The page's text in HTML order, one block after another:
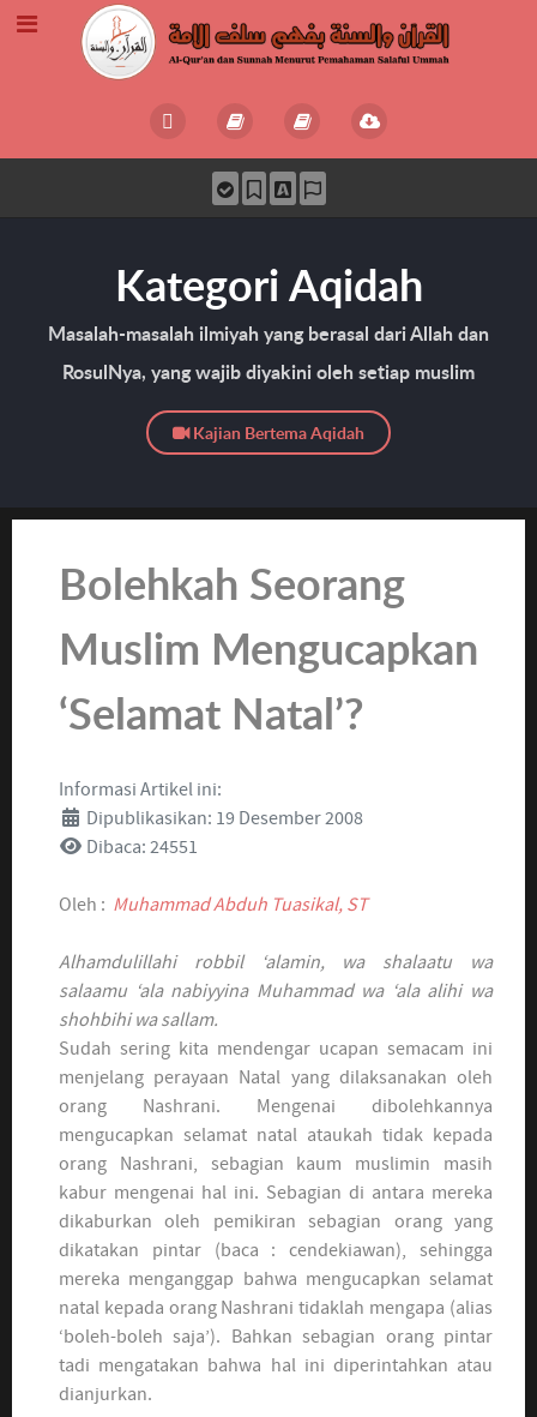
Kategori Aqidah
Masalah-masalah ilmiyah yang berasal dari Allah dan
RosulNya, yang wajib diyakini oleh setiap muslim
Kajian Bertema Aqidah
Bolehkah Seorang
Muslim Mengucapkan
‘Selamat Natal’?
Informasi Artikel ini:
Dipublikasikan: 19 Desember 2008
Dibaca: 24551
Oleh : Muhammad Abduh Tuasikal, ST
Alhamdulillahi robbil ‘alamin, wa shalaatu wa
salaamu ‘ala nabiyyina Muhammad wa ‘ala alihi wa
shohbihi wa sallam.
Sudah sering kita mendengar ucapan semacam ini
menjelang perayaan Natal yang dilaksanakan oleh
orang Nashrani. Mengenai dibolehkannya
mengucapkan selamat natal ataukah tidak kepada
orang Nashrani, sebagian kaum muslimin masih
kabur mengenai hal ini. Sebagian di antara mereka
dikaburkan oleh pemikiran sebagian orang yang
dikatakan pintar (baca : cendekiawan), sehingga
mereka menganggap bahwa mengucapkan selamat
natal kepada orang Nashrani tidaklah mengapa (alias
‘boleh-boleh saja’). Bahkan sebagian orang pintar
tadi mengatakan bahwa hal ini diperintahkan atau
dianjurkan.